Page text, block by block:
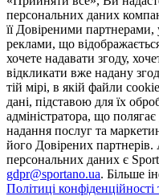
персональних даних
її Довіреними партнерами,
реклами, що
хочете надавати згоду,
відкликати вже надану
тій мірі, в якій файли
дані, підставою для їх
адміністратора, що
надання послуг та
його Довірених
персональних даних є
gdpr@sportano.ua. Більше
Політиці